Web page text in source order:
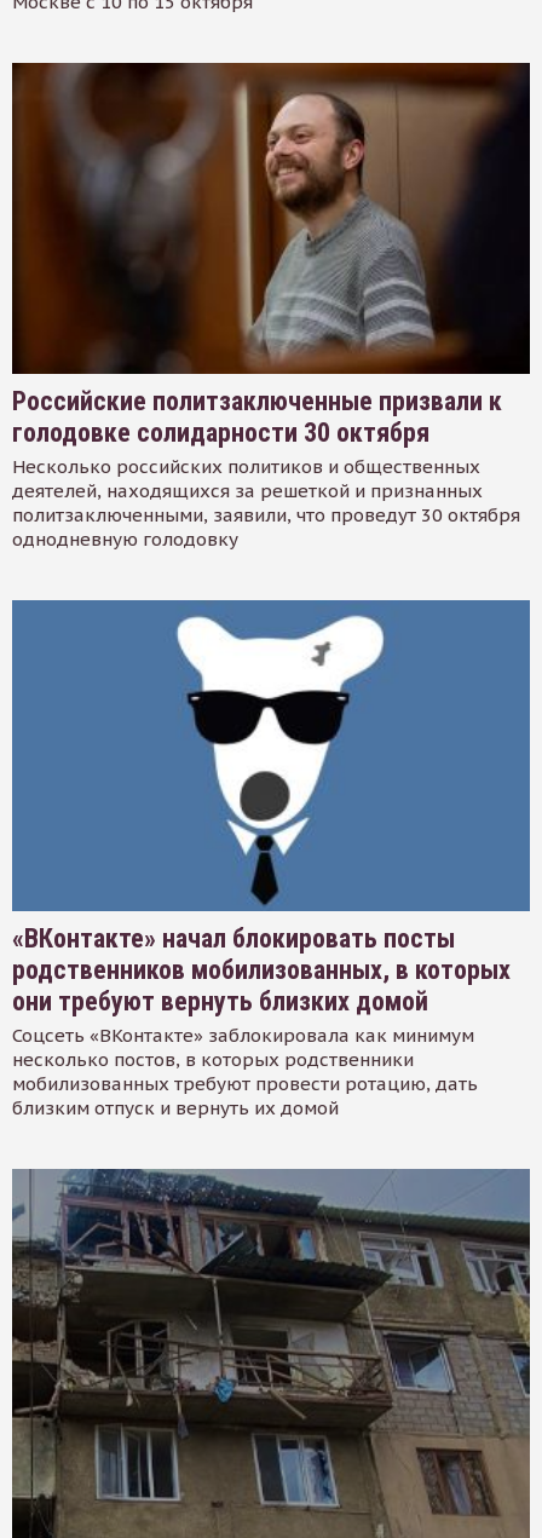
Российские политзаключенные призвали к
голодовке солидарности 30 октября
Несколько российских политиков и общественных
деятелей, находящихся за решеткой и признанных
политзаключенными, заявили, что проведут 30 октября
однодневную голодовку
«ВКонтакте» начал блокировать посты
родственников мобилизованных, в которых
они требуют вернуть близких домой
Соцсеть «ВКонтакте» заблокировала как минимум
несколько постов, в которых родственники
мобилизованных требуют провести ротацию, дать
близким отпуск и вернуть их домой